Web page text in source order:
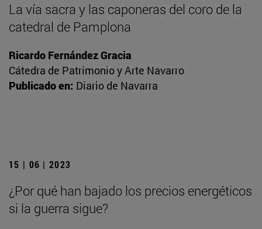
La vía sacra y las caponeras del coro de la
catedral de Pamplona
Ricardo Fernández Gracia
Cátedra de Patrimonio y Arte Navarro
Publicado en: Diario de Navarra
15 | 06 | 2023
¿Por qué han bajado los precios energéticos
si la guerra sigue?